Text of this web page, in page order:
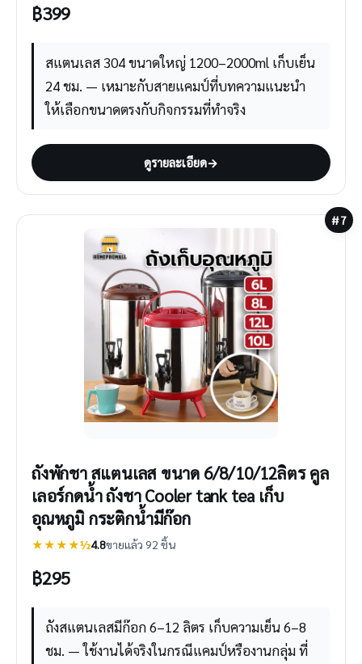
฿399
สแตนเลส 304 ขนาดใหญ่ 1200–2000ml เก็บเย็น
24 ชม. — เหมาะกับสายแคมป์ที่บทความแนะนำ
ให้เลือกขนาดตรงกับกิจกรรมที่ทำจริง
ดูรายละเอียด→
#7
ถังพักชา สแตนเลส ขนาด 6/8/10/12ลิตร คูล
เลอร์กดน้ำ ถังชา Cooler tank tea เก็บ
อุณหภูมิ กระติกน้ำมีก๊อก
★★★★½4.8ขายแล้ว 92 ชิ้น
฿295
ถังสแตนเลสมีก๊อก 6–12 ลิตร เก็บความเย็น 6–8
ชม. — ใช้งานได้จริงในกรณีแคมป์หรืองานกลุ่ม ที่